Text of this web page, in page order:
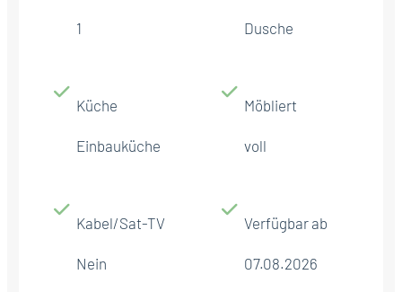
1 Dusche
Küche
Einbauküche
Möbliert
voll
Kabel/Sat-TV
Nein
Verfügbar ab
07.08.2026